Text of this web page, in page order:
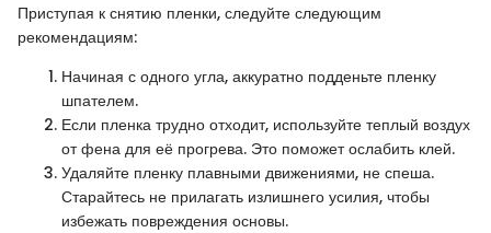
Приступая к снятию пленки, следуйте следующим
рекомендациям:
Начиная с одного угла, аккуратно подденьте пленку
шпателем.
Если пленка трудно отходит, используйте теплый воздух
от фена для её прогрева. Это поможет ослабить клей.
Удаляйте пленку плавными движениями, не спеша.
Старайтесь не прилагать излишнего усилия, чтобы
избежать повреждения основы.